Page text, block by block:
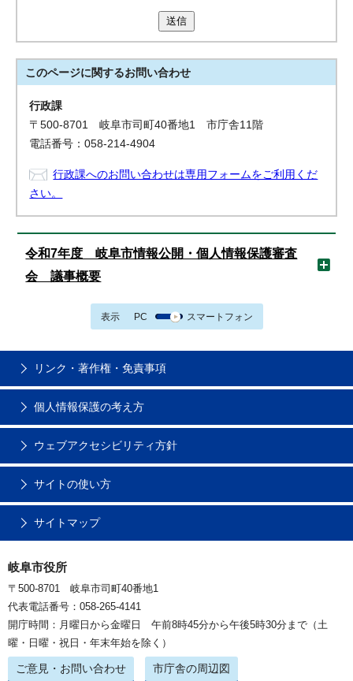
送信
このページに関するお問い合わせ
行政課
〒500-8701 岐阜市司町40番地1 市庁舎11階
電話番号：058-214-4904
行政課へのお問い合わせは専用フォームをご利用くだ
さい。
令和7年度 岐阜市情報公開・個人情報保護審査
会 議事概要
表示 PC スマートフォン
リンク・著作権・免責事項
個人情報保護の考え方
ウェブアクセシビリティ方針
サイトの使い方
サイトマップ
岐阜市役所
〒500-8701 岐阜市司町40番地1
代表電話番号：058-265-4141
開庁時間：月曜日から金曜日 午前8時45分から午後5時30分まで（土
曜・日曜・祝日・年末年始を除く）
ご意見・お問い合わせ 市庁舎の周辺図